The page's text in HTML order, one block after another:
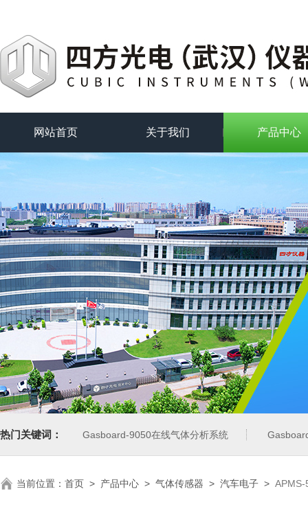
网站首页 关于我们 产品中心
热门关键词： Gasboard-9050在线气体分析系统
当前位置： 首页 > 产品中心 > 气体传感器 > 汽车电子 > APMS-